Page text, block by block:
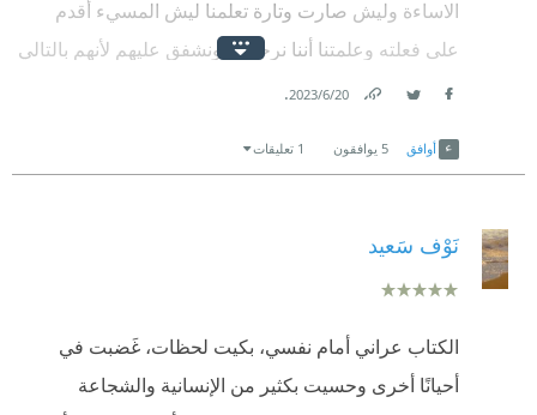
الاساءة وليش صارت وتارة تعلمنا ليش المسيء أقدم
على فعلته وعلمتنا أننا نرحمهم ونشفق عليهم لأنهم بالتالي
أرواح مجروحة وقدمت لنا على طاولة الالم لهولاء
ضدهم ووضحت لنا مراحل التشافي وأنه عادي نتعثر واحنا
إلى أن نقابل ربنا .
20‏/6‏/2023
.
أوافق 5 يوافقون 1 تعليقات
نَوْف سَعيد
الكتاب عراني أمام نفسي، بكيت لحظات، غَضبت في
أحيانًا أخرى وحسيت بكثير من الإنسانية والشجاعة